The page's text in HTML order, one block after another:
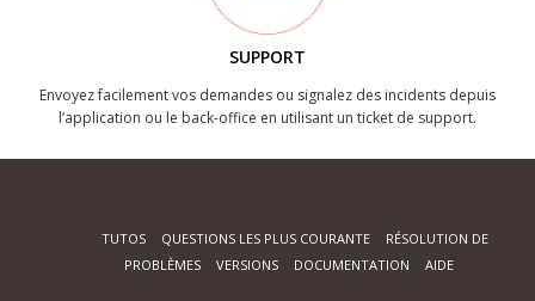
SUPPORT
Envoyez facilement vos demandes ou signalez des incidents depuis
l’application ou le back-office en utilisant un ticket de support.
TUTOS QUESTIONS LES PLUS COURANTE
RÉSOLUTION DE
PROBLÈMES
VERSIONS DOCUMENTATION AIDE